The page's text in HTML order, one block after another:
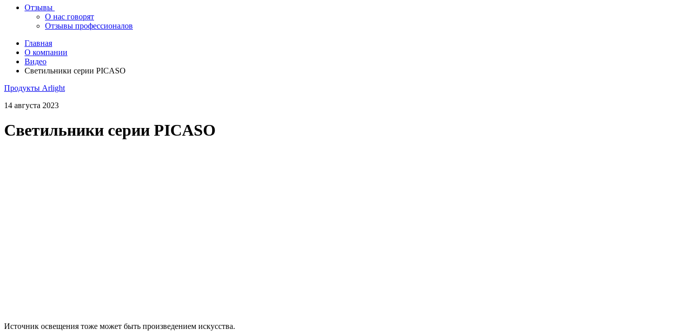
Отзывы
О нас говорят
Отзывы профессионалов
Главная
О компании
Видео
Светильники серии PICASO
Продукты Arlight
14 августа 2023
Светильники серии PICASO
Источник освещения тоже может быть произведением искусства.